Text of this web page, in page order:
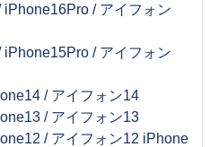
iPhone16Pro / アイフォン
iPhone15Pro / アイフォン
/ アイフォン14
/ アイフォン13
/ アイフォン12 iPhone